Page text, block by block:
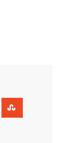
Whatsapp